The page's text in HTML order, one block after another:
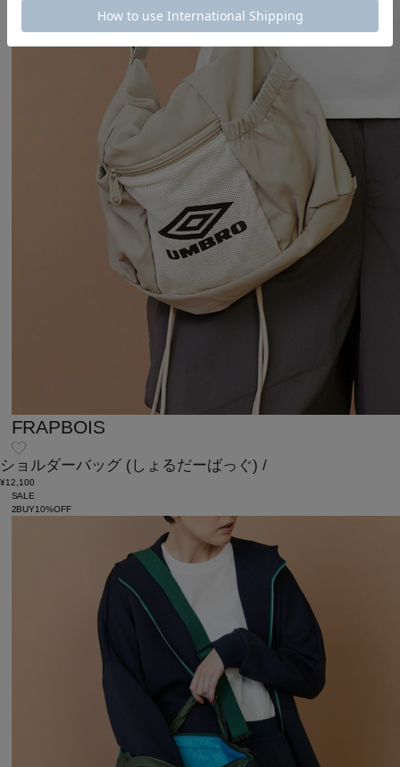
FRAPBOIS
ショルダーバッグ (しょるだーばっぐ) /
¥12,100
SALE
2BUY10%OFF